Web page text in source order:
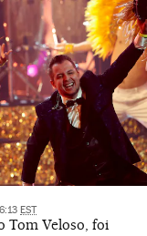
EST
Tom Veloso, foi